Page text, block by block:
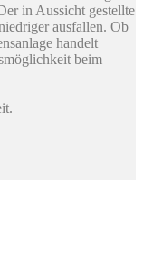
in Aussicht gestellte
ausfallen. Ob
handelt
beim